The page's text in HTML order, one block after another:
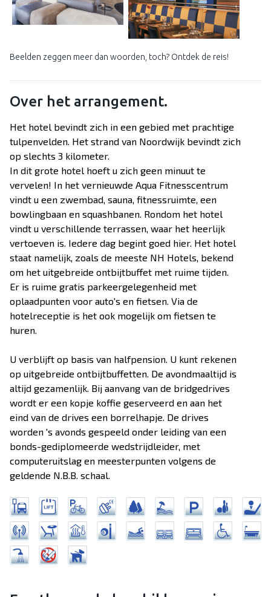
Beelden zeggen meer dan woorden, toch? Ontdek de reis!
Over het arrangement.
Het hotel bevindt zich in een gebied met prachtige
tulpenvelden. Het strand van Noordwijk bevindt zich
op slechts 3 kilometer.
In dit grote hotel hoeft u zich geen minuut te
vervelen! In het vernieuwde Aqua Fitnesscentrum
vindt u een zwembad, sauna, fitnessruimte, een
bowlingbaan en squashbanen. Rondom het hotel
vindt u verschillende terrassen, waar het heerlijk
vertoeven is. Iedere dag begint goed hier. Het hotel
staat namelijk, zoals de meeste NH Hotels, bekend
om het uitgebreide ontbijtbuffet met ruime tijden.
Er is ruime gratis parkeergelegenheid met
oplaadpunten voor auto's en fietsen. Via de
hotelreceptie is het ook mogelijk om fietsen te
huren.
U verblijft op basis van halfpension. U kunt rekenen
op uitgebreide ontbijtbuffetten. De avondmaaltijd is
altijd gezamenlijk. Bij aanvang van de bridgedrives
wordt er een kopje koffie geserveerd en aan het
eind van de drives een borrelhapje. De drives
worden 's avonds gespeeld onder leiding van een
bonds-gediplomeerde wedstrijdleider, met
computeruitslag en meesterpunten volgens de
geldende N.B.B. schaal.